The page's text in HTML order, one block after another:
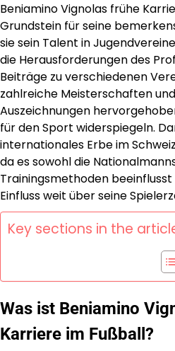
Beniamino Vignolas frühe
Grundstein für seine
sie sein Talent in
die Herausforderungen des
Beiträge zu verschiedenen
zahlreiche Meisterschaften
Auszeichnungen
für den Sport widerspiegeln.
internationales Erbe im
da es sowohl die
Trainingsmethoden
Einfluss weit über seine
Key sections in the
Was ist Beniamino
Karriere im Fußball?